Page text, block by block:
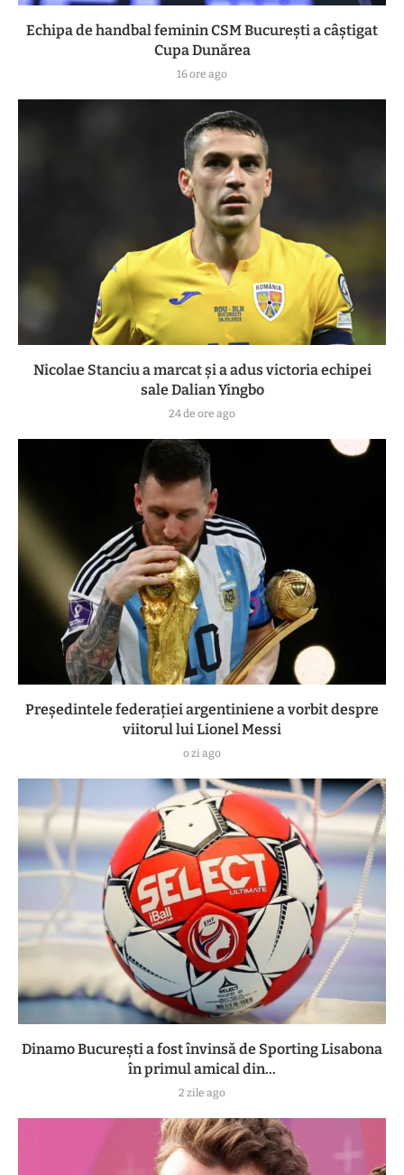
Echipa de handbal feminin CSM Bucureşti a câştigat
Cupa Dunărea
16 ore ago
Nicolae Stanciu a marcat și a adus victoria echipei
sale Dalian Yingbo
24 de ore ago
Președintele federației argentiniene a vorbit despre
viitorul lui Lionel Messi
o zi ago
Dinamo București a fost învinsă de Sporting Lisabona
în primul amical din...
2 zile ago